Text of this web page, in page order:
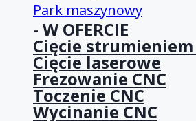
Park maszynowy
- W OFERCIE
Cięcie
Cięcie laserowe
Frezowanie CNC
Toczenie CNC
Wycinanie CNC